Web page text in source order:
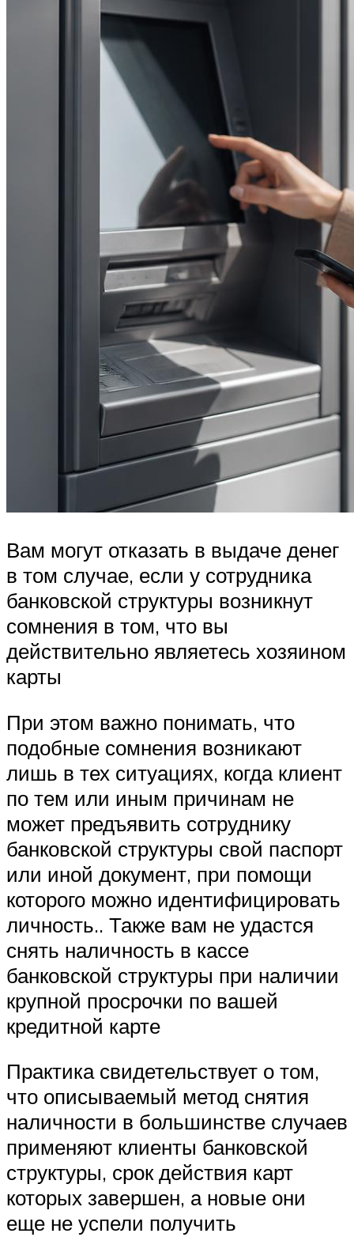
Вам могут отказать в выдаче денег
в том случае, если у сотрудника
банковской структуры возникнут
сомнения в том, что вы
действительно являетесь хозяином
карты
При этом важно понимать, что
подобные сомнения возникают
лишь в тех ситуациях, когда клиент
по тем или иным причинам не
может предъявить сотруднику
банковской структуры свой паспорт
или иной документ, при помощи
которого можно идентифицировать
личность.. Также вам не удастся
снять наличность в кассе
банковской структуры при наличии
крупной просрочки по вашей
кредитной карте
Практика свидетельствует о том,
что описываемый метод снятия
наличности в большинстве случаев
применяют клиенты банковской
структуры, срок действия карт
которых завершен, а новые они
еще не успели получить